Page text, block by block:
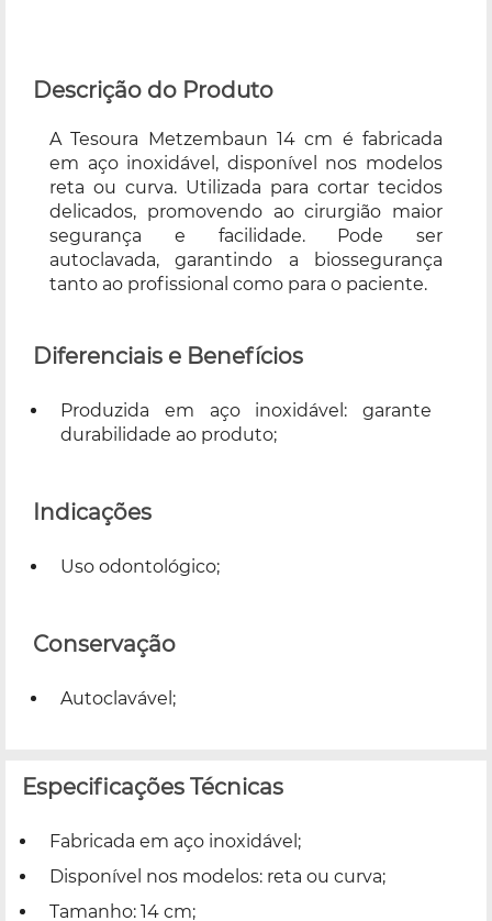
Descrição do Produto
A Tesoura Metzembaun 14 cm é fabricada
em aço inoxidável, disponível nos modelos
reta ou curva. Utilizada para cortar tecidos
delicados, promovendo ao cirurgião maior
segurança e facilidade. Pode ser
autoclavada, garantindo a biossegurança
tanto ao profissional como para o paciente.
Diferenciais e Benefícios
Produzida em aço inoxidável: garante
durabilidade ao produto;
Indicações
Uso odontológico;
Conservação
Autoclavável;
Especificações Técnicas
Fabricada em aço inoxidável;
Disponível nos modelos: reta ou curva;
Tamanho: 14 cm;